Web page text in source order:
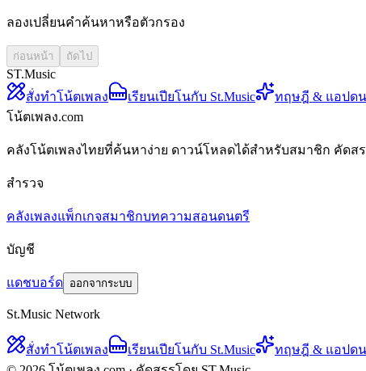
ลองเปลี่ยนคำค้นหาหรือตัวกรอง
ก่อนหน้า ถัดไป
ST.Music
สั่งทำโน้ตเพลง
เรียนเปียโนกับ St.Music
ทฤษฎี & แอปด
โน้ตเพลง.com
คลังโน้ตเพลงไทยที่ค้นหาง่าย ดาวน์โหลดได้สำหรับสมาชิก คัดสร
สำรวจ
คลังเพลงแพ็กเกจสมาชิกบทความสอนดนตรี
บัญชี
แดชบอร์ด ออกจากระบบ
St.Music Network
สั่งทำโน้ตเพลง เรียนเปียโนกับ St.Music
ทฤษฎี & แอปด